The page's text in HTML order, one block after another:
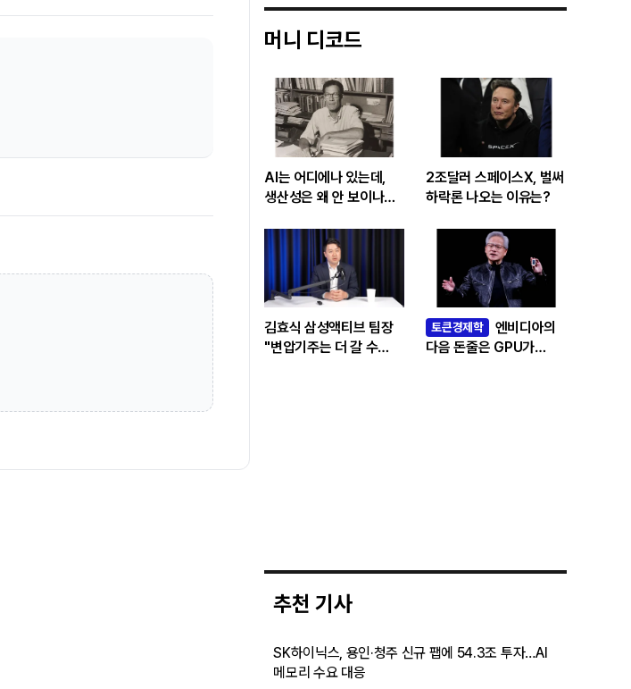
머니 디코드
AI는 어디에나 있는데,
생산성은 왜 안 보이나…
‘솔로우 패러독스’
2조달러 스페이스X, 벌써
하락론 나오는 이유는?
김효식 삼성액티브 팀장
"변압기주는 더 갈 수
토큰경제학
엔비디아의
다음 돈줄은 GPU가
추천 기사
SK하이닉스, 용인·청주 신규 팹에 54.3조 투자…AI
메모리 수요 대응